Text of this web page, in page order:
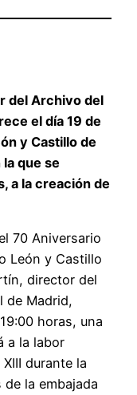
del Archivo del
el día 19 de
y Castillo de
que se
a la creación de
70 Aniversario
León y Castillo
director del
de Madrid,
horas, una
a la labor
durante la
de la embajada